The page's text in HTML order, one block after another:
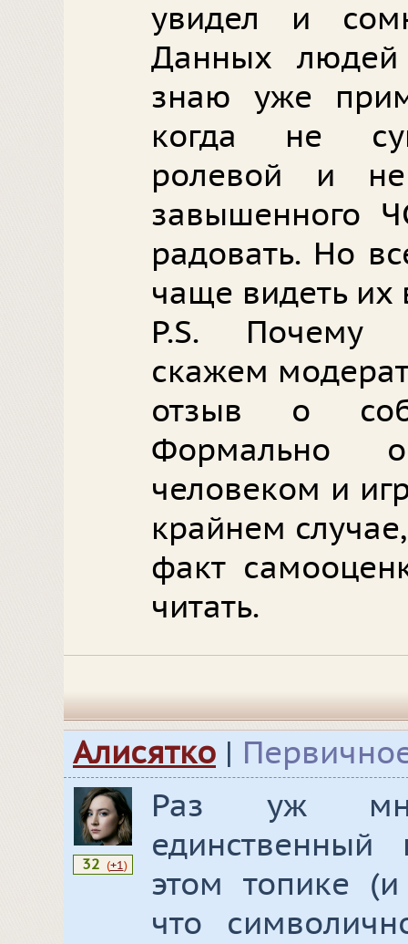
увидел и
Данных
знаю уже
когда не
ролевой и
завышенного
радовать. Но
чаще видеть их
P.S. Почему
скажем
отзыв о
Формально
человеком и
крайнем
факт
читать.
Алисятко |
32 (+1)
Раз уж
этом топике
что